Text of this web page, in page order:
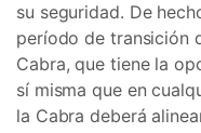
su seguridad. De
período de transición
Cabra, que tiene la
sí misma que en
la Cabra deberá